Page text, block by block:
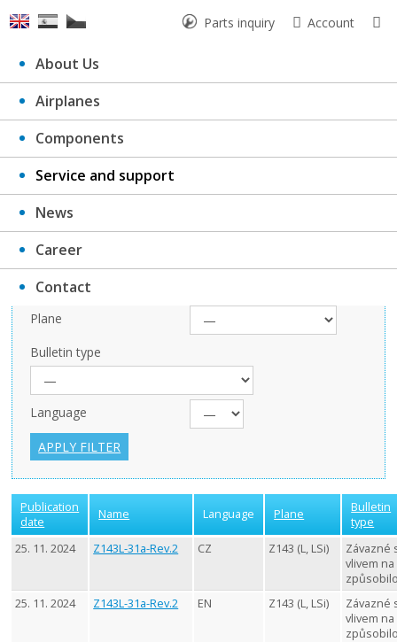
Parts inquiry Account
About Us
Airplanes
Components
Service and support
News
Career
Contact
Bulletins
Filter records
Year of Publication
Plane
Bulletin type
Language
Publication
date
Name Language Plane
Bulletin
type
25. 11. 2024
Z143L-31a-Rev.2 CZ Z143 (L, LSi)
Závazné
vlivem na
25. 11. 2024
Z143L-31a-Rev.2 EN Z143 (L, LSi)
Závazné
vlivem na